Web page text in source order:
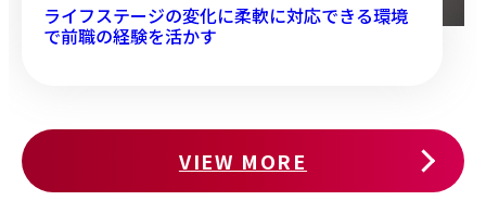
ライフステージの変化に柔軟に対応できる環境
で前職の経験を活かす
VIEW MORE